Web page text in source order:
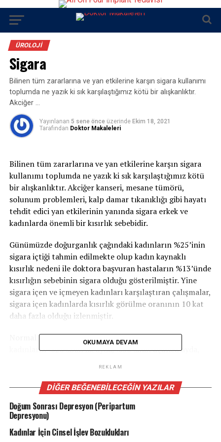
ÜROLOJI
Sigara
Bilinen tüm zararlarına ve yan etkilerine karşın sigara kullanımı
toplumda ne yazık ki sık karşılaştığımız kötü bir alışkanlıktır.
Akciğer …
Yayınlanan 5 sene önce üzerinde Ekim 18, 2021
Tarafından Doktor Makaleleri
Bilinen tüm zararlarına ve yan etkilerine karşın sigara
kullanımı toplumda ne yazık ki sık karşılaştığımız kötü
bir alışkanlıktır. Akciğer kanseri, mesane tümörü,
solunum problemleri, kalp damar tıkanıklığı gibi hayatı
tehdit edici yan etkilerinin yanında sigara erkek ve
kadınlarda önemli bir kısırlık sebebidir.
Günümüzde doğurganlık çağındaki kadınların %25’inin
sigara içtiği tahmin edilmekte olup kadın kaynaklı
kısırlık nedeni ile doktora başvuran hastaların %13’ünde
kısırlığın sebebinin sigara olduğu gösterilmiştir. Yine
sigara içen ve içmeyen kadınları karşılaştıran çalışmalar,
sigara içen kadınlarda kısırlık görülme oranının 10 kat
daha fazla olduğu izlenmiştir.
Normal sağlıklı ve düzenli ilişkisi olan bir çiftte
kadınların %20’sinin ilk ayda, %50’sinin üçüncü ayda,
6-12 ay arasında daha uzun olduğu da gösterilmiştir.
Peki sigara kadınlarda nasıl üremeyi etkiliyor. Sigara
tüketimi östrojen homon düzeyinde azalmaya sebep
olur. Östrojen hormonunun azalması ile yumurtalıkların
OKUMAYA DEVAM
REKLAM
DIĞER BEĞENEBILECEĞIN YAZILAR
Doğum Sonrası Depresyon (Peripartum
Depresyonu)
Kadınlar İçin Cinsel İşlev Bozuklukları